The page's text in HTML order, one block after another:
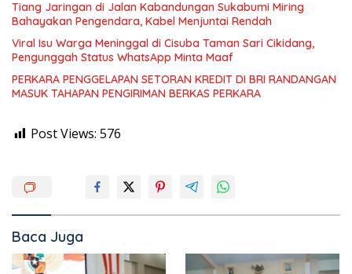
Tiang Jaringan di Jalan Kabandungan Sukabumi Miring
Bahayakan Pengendara, Kabel Menjuntai Rendah
Viral Isu Warga Meninggal di Cisuba Taman Sari Cikidang,
Pengunggah Status WhatsApp Minta Maaf
PERKARA PENGGELAPAN SETORAN KREDIT DI BRI RANDANGAN
MASUK TAHAPAN PENGIRIMAN BERKAS PERKARA
Post Views: 576
Baca Juga